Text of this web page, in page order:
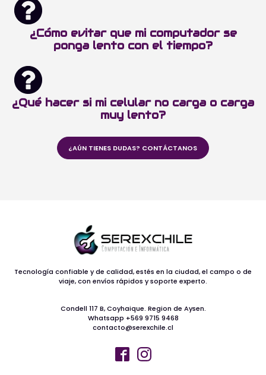
¿Cómo evitar que mi computador se
ponga lento con el tiempo?
¿Qué hacer si mi celular no carga o carga
muy lento?
¿AÚN TIENES DUDAS? CONTÁCTANOS
Tecnología confiable y de calidad, estés en la ciudad, el campo o de
viaje, con envíos rápidos y soporte experto.
Condell 117 B, Coyhaique. Region de Aysen.
Whatsapp +569 9715 9468
contacto@serexchile.cl